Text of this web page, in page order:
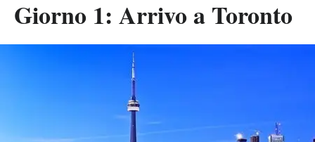
Giorno 1: Arrivo a Toronto